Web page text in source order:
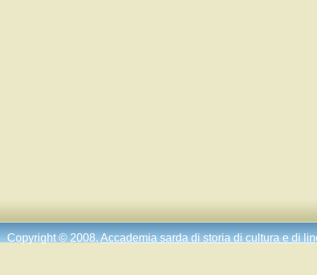
Copyright © 2008.Accademia sarda di storia di cultura e di